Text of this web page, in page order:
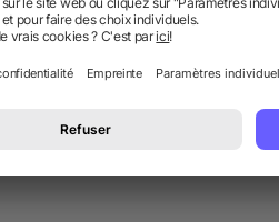
solaire protection
dès 0,94 €